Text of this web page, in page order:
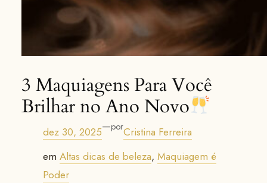
3 Maquiagens Para Você
Brilhar no Ano Novo
dez 30, 2025—porCristina Ferreira
em Altas dicas de beleza, Maquiagem é
Poder